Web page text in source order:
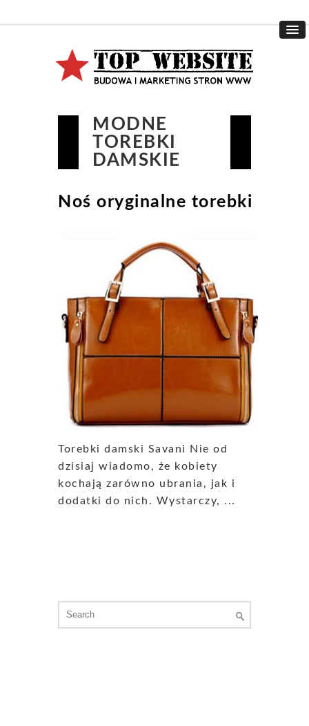
MODNE
TOREBKI
DAMSKIE
Noś oryginalne torebki
Torebki damski Savani Nie od
dzisiaj wiadomo, że kobiety
kochają zarówno ubrania, jak i
dodatki do nich. Wystarczy, ...
for: